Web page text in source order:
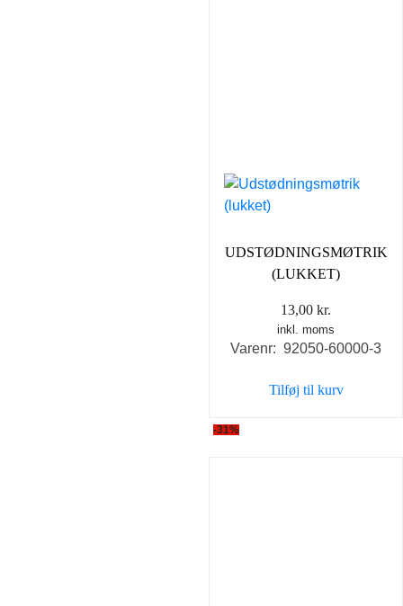
UDSTØDNINGSMØTRIK
(LUKKET)
13,00 kr.
inkl. moms
Varenr: 92050-60000-3
Tilføj til kurv
-31%